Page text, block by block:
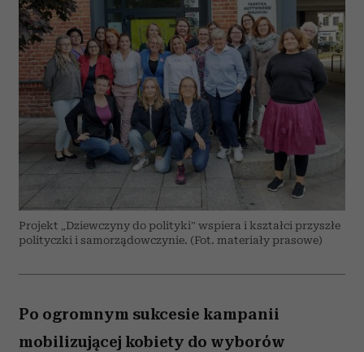
Projekt „Dziewczyny do polityki” wspiera i kształci przyszłe
polityczki i samorządowczynie. (Fot. materiały prasowe)
Po ogromnym sukcesie kampanii
mobilizującej kobiety do wyborów